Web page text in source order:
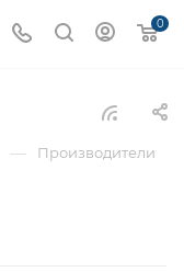
0
— Производители